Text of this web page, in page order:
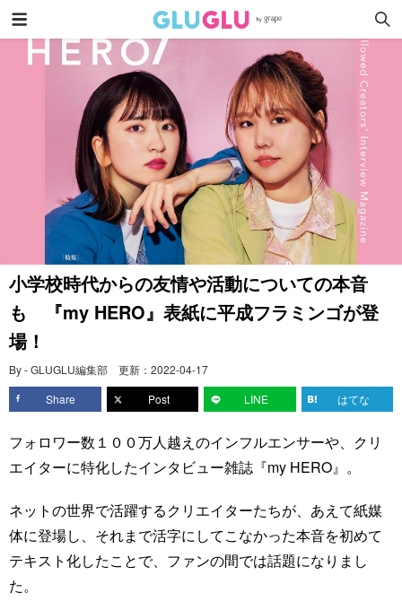
小学校時代からの友情や活動についての本音
も 『my HERO』表紙に平成フラミンゴが登
場！
By - GLUGLU編集部 更新： 2022-04-17
Share
Post LINE はてな
フォロワー数１００万人越えのインフルエンサーや、クリ
エイターに特化したインタビュー雑誌『my HERO』。
ネットの世界で活躍するクリエイターたちが、あえて紙媒
体に登場し、それまで活字にしてこなかった本音を初めて
テキスト化したことで、ファンの間では話題になりまし
た。